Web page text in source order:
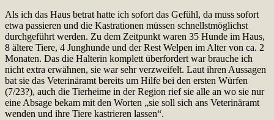
Als ich das Haus betrat hatte ich sofort das Gefühl, da muss sofort
etwa passieren und die Kastrationen müssen schnellstmöglichst
durchgeführt werden. Zu dem Zeitpunkt waren 35 Hunde im Haus,
8 ältere Tiere, 4 Junghunde und der Rest Welpen im Alter von ca. 2
Monaten. Das die Halterin komplett überfordert war brauche ich
nicht extra erwähnen, sie war sehr verzweifelt. Laut ihren Aussagen
bat sie das Veterinäramt bereits um Hilfe bei den ersten Würfen
(7/23?), auch die Tierheime in der Region rief sie alle an wo sie nur
eine Absage bekam mit den Worten „sie soll sich ans Veterinäramt
wenden und ihre Tiere kastrieren lassen“.